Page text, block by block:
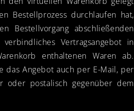
Bestellprozess durchlaufen hat,
Bestellvorgang abschließenden
Vertragsangebot in
enthaltenen Waren ab.
das Angebot auch per E-Mail, per
oder postalisch gegenüber dem